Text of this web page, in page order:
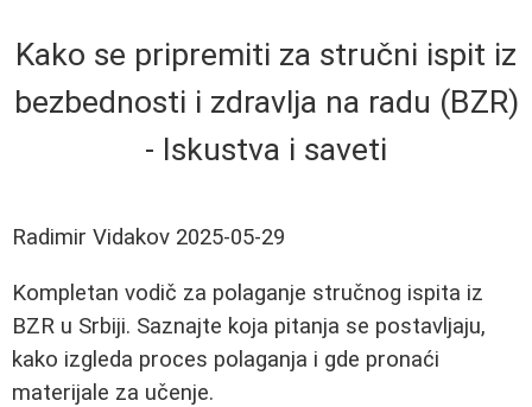
Kako se pripremiti za stručni ispit iz
bezbednosti i zdravlja na radu (BZR)
- Iskustva i saveti
Radimir Vidakov 2025-05-29
Kompletan vodič za polaganje stručnog ispita iz
BZR u Srbiji. Saznajte koja pitanja se postavljaju,
kako izgleda proces polaganja i gde pronaći
materijale za učenje.